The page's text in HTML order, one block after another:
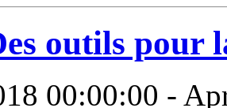
outils pour
00:00:00 -